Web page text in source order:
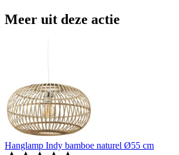
Meer uit deze actie
Hanglamp Indy bamboe naturel Ø55 cm